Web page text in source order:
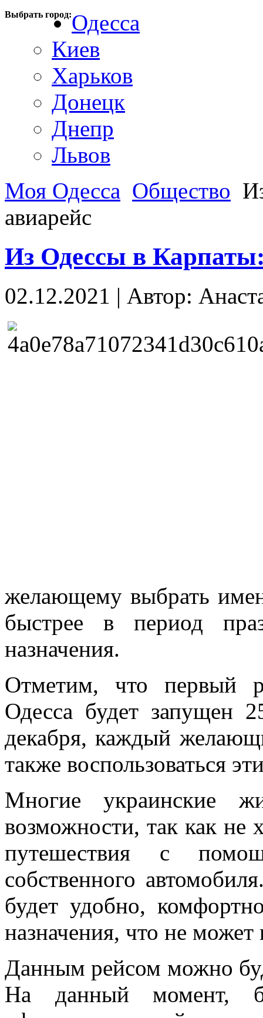
Выбрать город:Одесса
Киев
Харьков
Донецк
Днепр
Львов
Моя Одесса Общество
авиарейс
Из Одессы в
02.12.2021 | Автор:
желающему выбрать
быстрее в период
назначения.
Отметим, что первый
Одесса будет запущен
декабря, каждый
также воспользоваться
Многие украинские
возможности, так как не
путешествия с
собственного
будет удобно,
назначения, что не может
Данным рейсом можно
На данный момент,